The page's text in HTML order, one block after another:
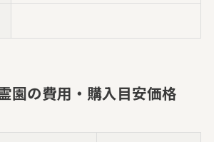
園の費用・購入目安価格